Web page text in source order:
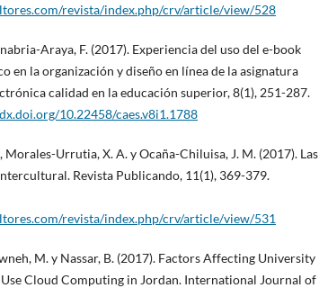
revista/index.php/crv/article/view/528
Araya, F. (2017). Experiencia del uso del e-book
en la organización y diseño en línea de la asignatura
calidad en la educación superior, 8(1), 251-287.
10.22458/caes.v8i1.1788
Urrutia, X. A. y Ocaña-Chiluisa, J. M. (2017). Las
Revista Publicando, 11(1), 369-379.
revista/index.php/crv/article/view/531
M. y Nassar, B. (2017). Factors Affecting University
Cloud Computing in Jordan. International Journal of